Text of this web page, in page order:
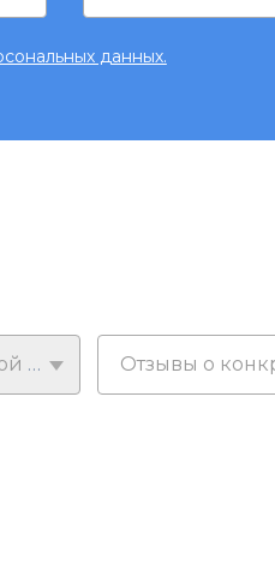
данных.
Отзывы о конкретной модели